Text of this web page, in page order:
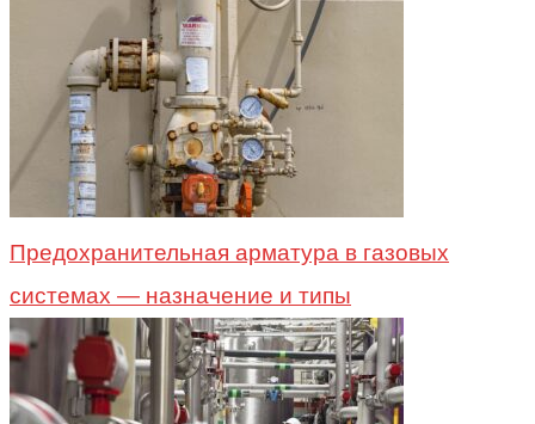
Предохранительная арматура в газовых
системах — назначение и типы